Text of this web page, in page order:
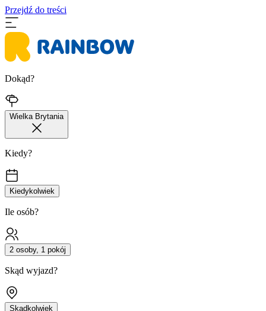
Przejdź do treści
Dokąd?
Wielka Brytania
Kiedy?
Kiedykolwiek
Ile osób?
2 osoby, 1 pokój
Skąd wyjazd?
Skądkolwiek